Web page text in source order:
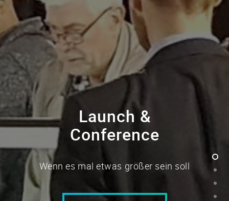
Launch &
Conference
Wenn es mal etwas größer sein soll